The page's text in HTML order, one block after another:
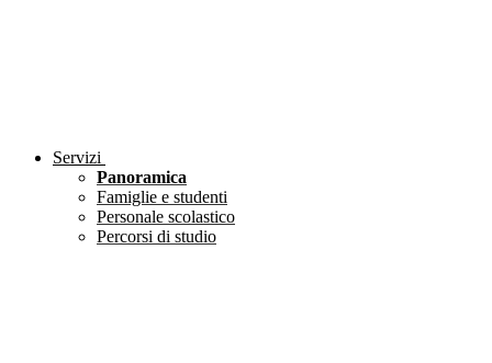
Servizi
Panoramica
Famiglie e studenti
Personale scolastico
Percorsi di studio